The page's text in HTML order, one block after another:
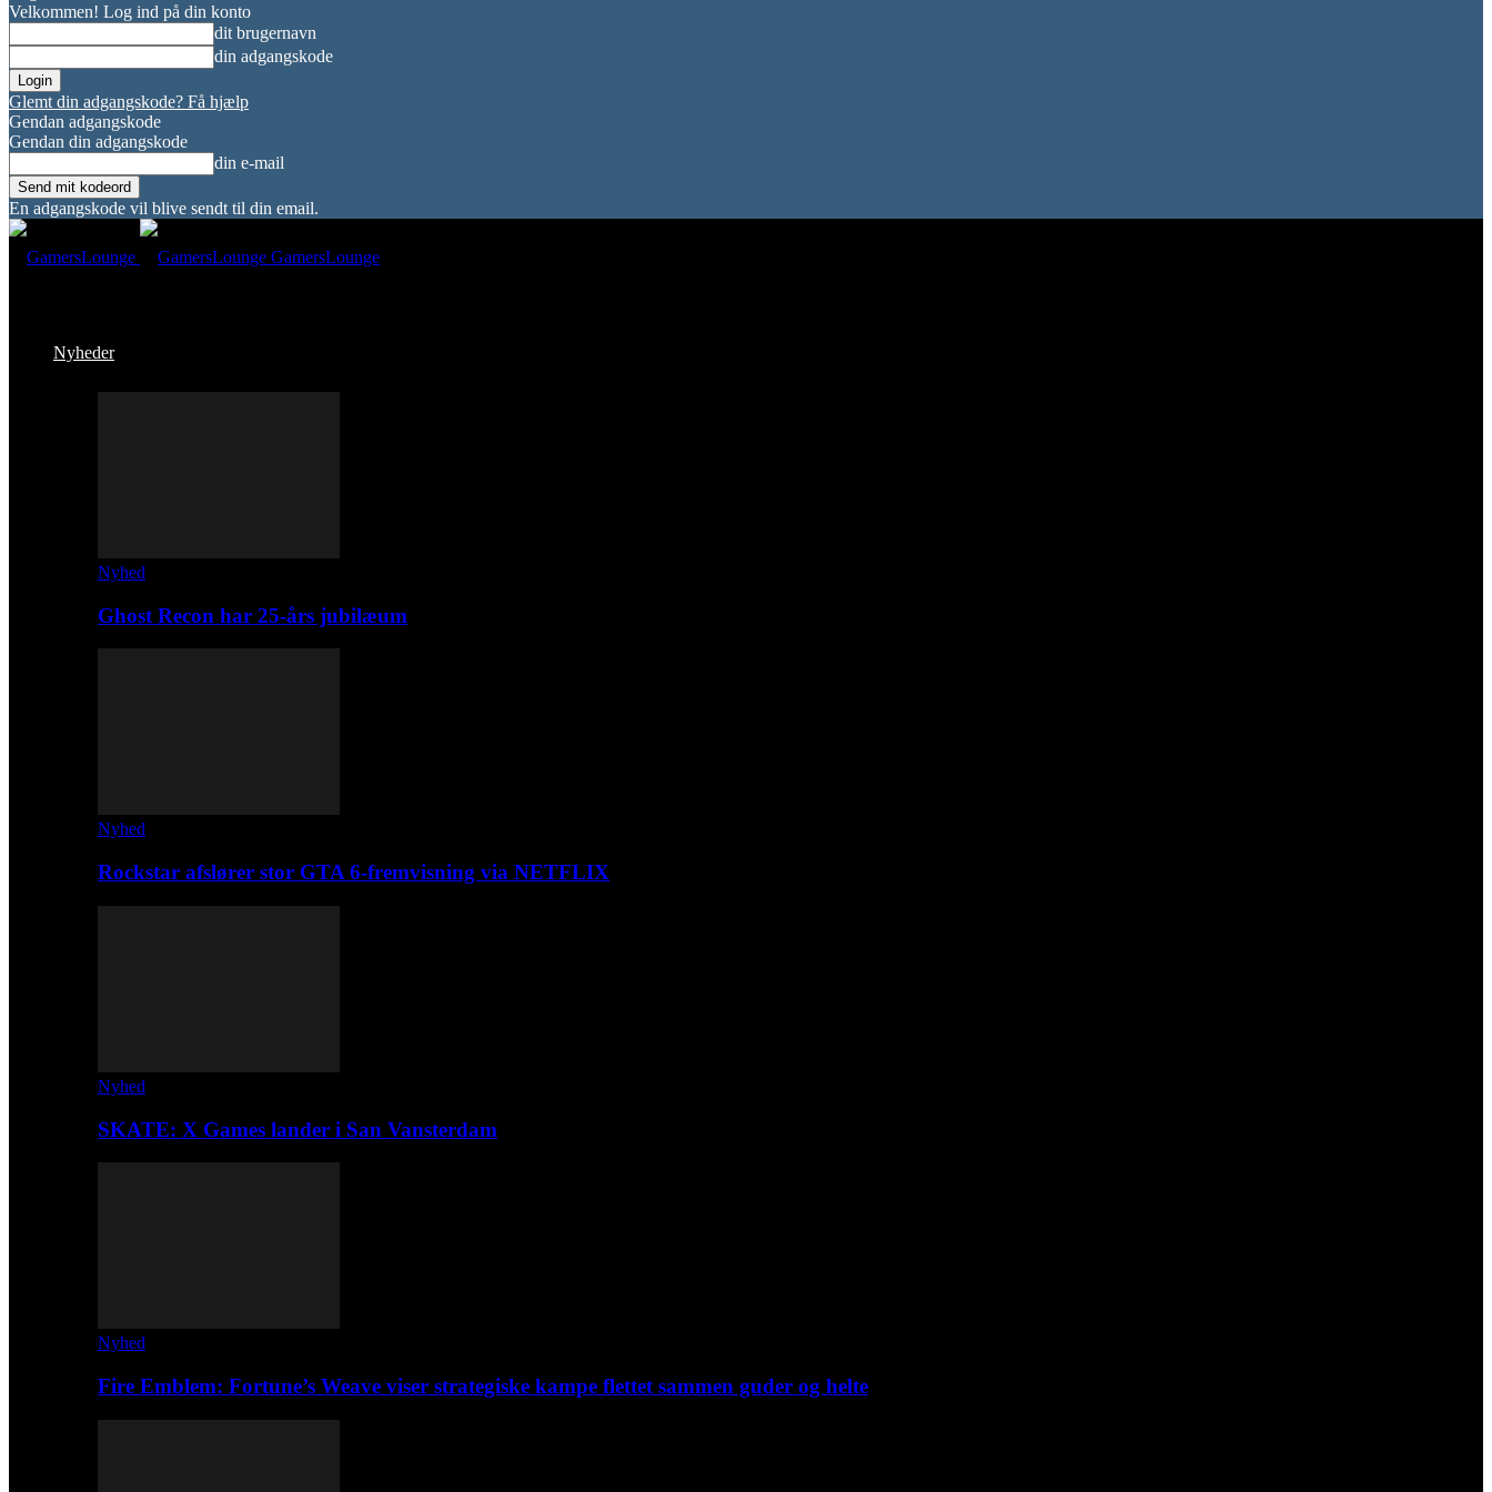
Velkommen! Log ind på din konto
dit brugernavn
din adgangskode
Glemt din adgangskode? Få hjælp
Gendan adgangskode
Gendan din adgangskode
din e-mail
En adgangskode vil blive sendt til din email.
GamersLounge
Nyheder
Nyhed
Ghost Recon har 25-års jubilæum
Nyhed
Rockstar afslører stor GTA 6-fremvisning via NETFLIX
Nyhed
SKATE: X Games lander i San Vansterdam
Nyhed
Fire Emblem: Fortune’s Weave viser strategiske kampe flettet sammen guder og helte